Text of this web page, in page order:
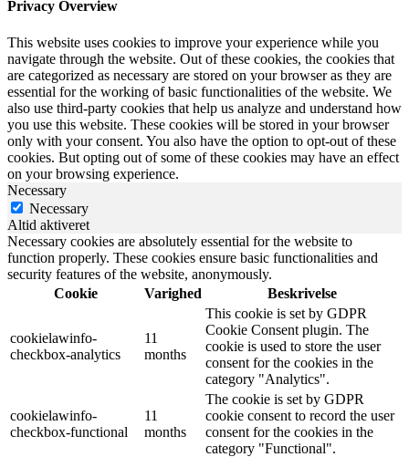
Privacy Overview
This website uses cookies to improve your experience while you
navigate through the website. Out of these cookies, the cookies that
are categorized as necessary are stored on your browser as they are
essential for the working of basic functionalities of the website. We
also use third-party cookies that help us analyze and understand how
you use this website. These cookies will be stored in your browser
only with your consent. You also have the option to opt-out of these
cookies. But opting out of some of these cookies may have an effect
on your browsing experience.
Necessary
Necessary
Altid aktiveret
Necessary cookies are absolutely essential for the website to
function properly. These cookies ensure basic functionalities and
security features of the website, anonymously.
Cookie
Varighed Beskrivelse
cookielawinfo-
checkbox-analytics
11
months
This cookie is set by GDPR
Cookie Consent plugin. The
cookie is used to store the user
consent for the cookies in the
category "Analytics".
cookielawinfo-
checkbox-functional
11
months
The cookie is set by GDPR
cookie consent to record the user
consent for the cookies in the
category "Functional".